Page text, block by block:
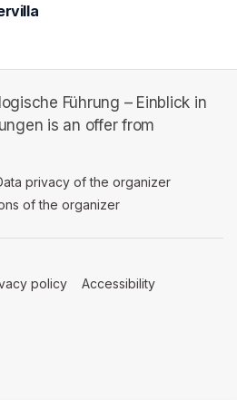
Führung – Einblick in
is an offer from
in a new tab)
privacy of the organizer
of the organizer
new tab)
policy (opens in a new tab)
Accessibility